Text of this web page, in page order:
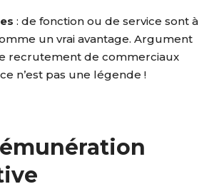
: de fonction ou de service sont à
un vrai avantage. Argument
recrutement de commerciaux
n’est pas une légende !